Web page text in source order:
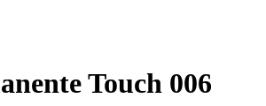
Touch 006